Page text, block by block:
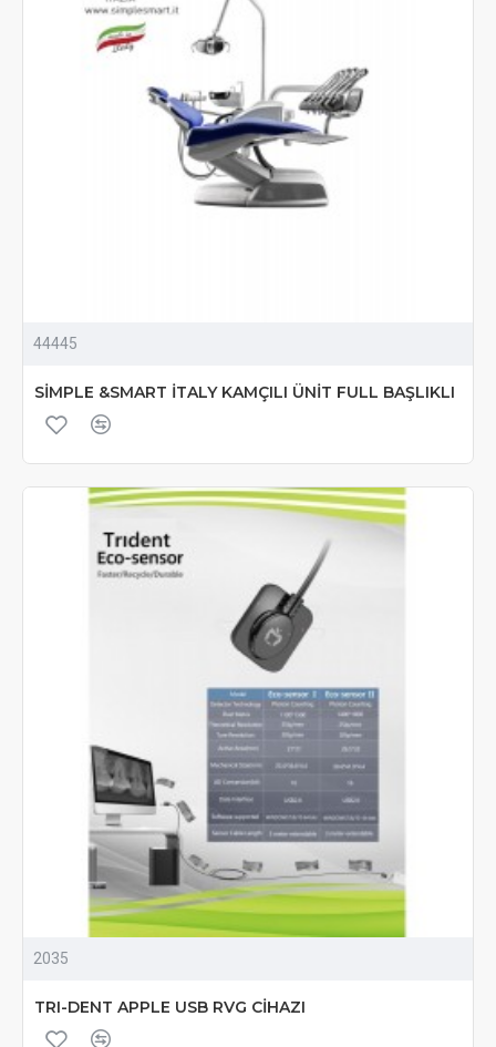
44445
SİMPLE &SMART İTALY KAMÇILI ÜNİT FULL BAŞLIKLI
2035
TRI-DENT APPLE USB RVG CİHAZI